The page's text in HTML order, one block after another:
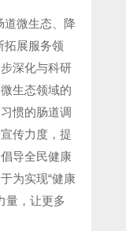
道微生态、降
拓展服务领
深化与科研
生态领域的
惯的肠道调
传力度，提
导全民健康
为实现“健康
量，让更多